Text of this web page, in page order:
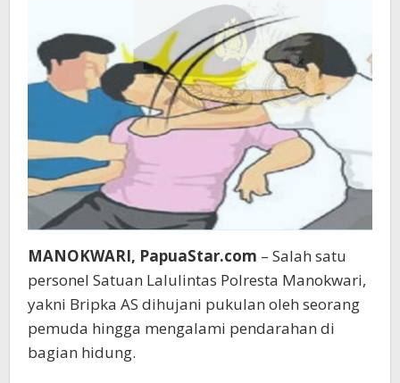
MANOKWARI, PapuaStar.com – Salah satu
personel Satuan Lalulintas Polresta Manokwari,
yakni Bripka AS dihujani pukulan oleh seorang
pemuda hingga mengalami pendarahan di
bagian hidung.